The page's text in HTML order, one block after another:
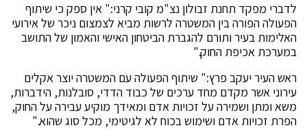
לדברי מפקד תחנת זבולון נצ"מ קובי קרני:" אין ספק כי שיתוף
הפעולה הפורה בין המשטרה לרשות מביא לצמצום ניכר של אירועי
האלימות בעיר ותורם להגברת הביטחון האישי והאמון של התושב
במערכת אכיפת החוק."
ראש העיר יעקב פרץ:" שיתוף הפעולה עם המשטרה יוצר אקלים
עירוני אשר מקדם מחד ערכים של כבוד הדדי, סובלנות, הידברות,
משא ומתן ושמירה על זכויות אדם ומאידך מוקיע עבירה על החוק,
הפרת זכויות אדם ושימוש בכוח לא לגיטימי, מכל סוג שהוא."